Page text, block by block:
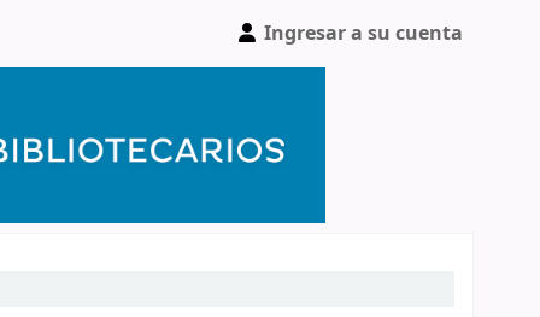
Ingresar a su cuenta